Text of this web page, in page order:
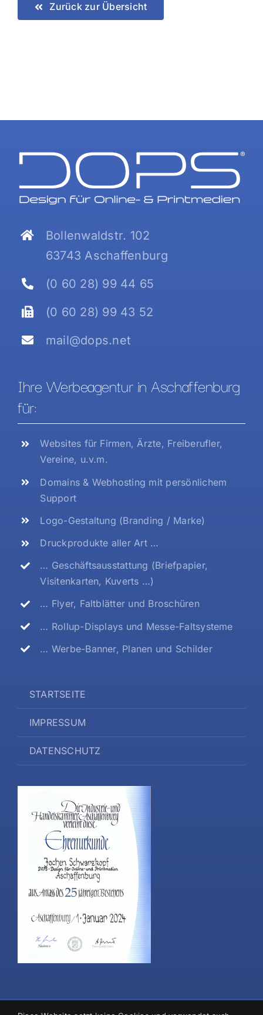
Zurück zur Übersicht
Bollenwaldstr. 102
63743 Aschaffenburg
(0 60 28) 99 44 65
(0 60 28) 99 43 52
mail@dops.net
Ihre Werbeagentur in Aschaffenburg
für:
Websites für Firmen, Ärzte, Freiberufler,
Vereine, u.v.m.
Domains & Webhosting mit persönlichem
Support
Logo-Gestaltung (Branding / Marke)
Druckprodukte aller Art …
… Geschäftsausstattung (Briefpapier,
Visitenkarten, Kuverts …)
… Flyer, Faltblätter und Broschüren
… Rollup-Displays und Messe-Faltsysteme
… Werbe-Banner, Planen und Schilder
STARTSEITE
IMPRESSUM
DATENSCHUTZ